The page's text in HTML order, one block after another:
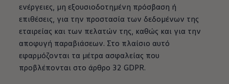
ενέργειες, μη εξουσιοδοτημένη πρόσβαση ή
επιθέσεις, για την προστασία των δεδομένων της
εταιρείας και των πελατών της, καθώς και για την
αποφυγή παραβιάσεων. Στο πλαίσιο αυτό
εφαρμόζονται τα μέτρα ασφαλείας που
προβλέπονται στο άρθρο 32 GDPR.